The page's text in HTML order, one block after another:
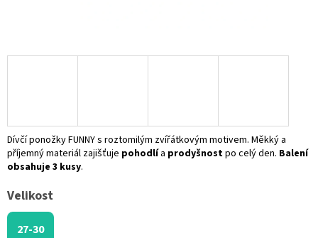
Velikost
27-30
Dívčí ponožky FUNNY s roztomilým zvířátkovým motivem. Měkký a
příjemný materiál zajišťuje pohodlía prodyšnostpo celý den. Balení
obsahuje 3 kusy.